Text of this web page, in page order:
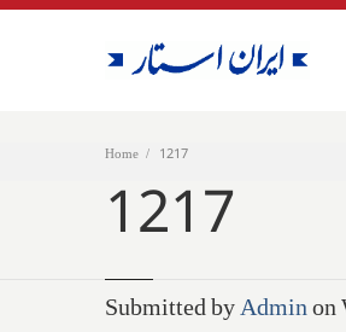
Home 1217
1217
Submitted byAdminon